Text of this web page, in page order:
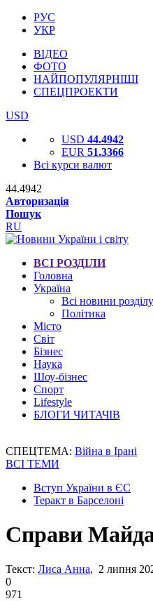
РУС
УКР
ВІДЕО
ФОТО
НАЙПОПУЛЯРНІШІ
СПЕЦПРОЕКТИ
USD
USD 44.4942
EUR 51.3366
Всі курси валют
44.4942
Авторизація
Пошук
RU
ВСІ РОЗДІЛИ
Головна
Україна
Всі новини розділу
Політика
Місто
Світ
Бізнес
Наука
Шоу-бізнес
Спорт
Lifestyle
БЛОГИ ЧИТАЧІВ
СПЕЦТЕМА: Війна в Ірані
ВСІ ТЕМИ
Вступ України в ЄС
Теракт в Барселоні
Справи
Текст: Лиса Анна, 2 липня
0
971